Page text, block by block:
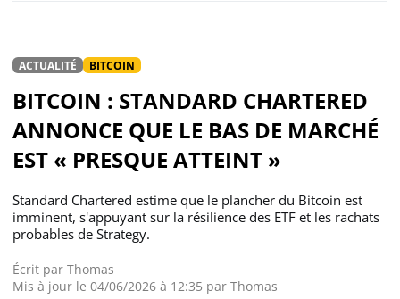
ACTUALITÉ BITCOIN
BITCOIN : STANDARD CHARTERED
ANNONCE QUE LE BAS DE MARCHÉ
EST « PRESQUE ATTEINT »
Standard Chartered estime que le plancher du Bitcoin est
imminent, s'appuyant sur la résilience des ETF et les rachats
probables de Strategy.
Écrit par Thomas
Mis à jour le 04/06/2026 à 12:35 par Thomas